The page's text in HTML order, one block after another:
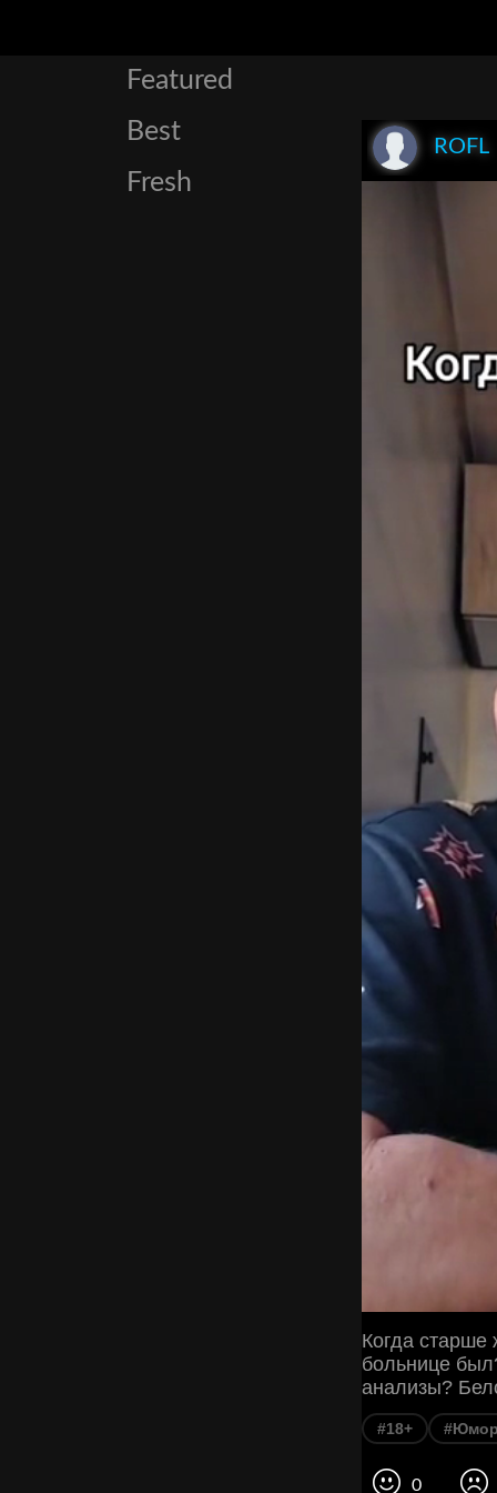
Featured
Best
Fresh
ROFL
Когда
больнице
анализы?
#18+
0